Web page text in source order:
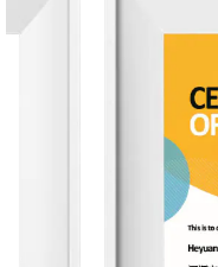
entreprise leader dans
possède la marque
chinoise « MIXIN ».
propose des solutions
L'entreprise occupe
et est équipée de six
engagée à offrir des